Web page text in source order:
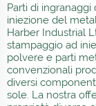
Parti di
iniezione del
Harber Industrial
stampaggio ad
polvere e parti
convenzionali
diversi
sole. La nostra